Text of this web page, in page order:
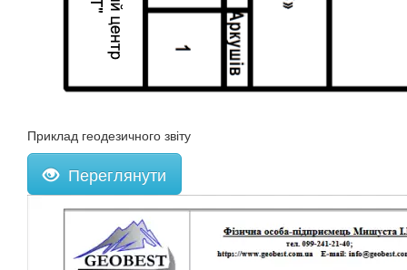
Приклад геодезичного звіту
Переглянути